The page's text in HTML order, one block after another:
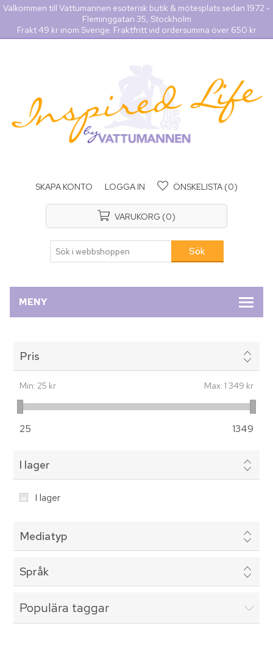
Välkommen till Vattumannen esoterisk butik & mötesplats sedan 1972 -
Fleminggatan 35, Stockholm
Frakt 49 kr inom Sverige. Fraktfritt vid ordersumma över 650 kr
SKAPA KONTO LOGGA IN ÖNSKELISTA (0)
VARUKORG (0)
MENY
Pris
Min: 25 kr Max: 1 349 kr
25 1349
I lager
I lager
Mediatyp
Språk
Populära taggar